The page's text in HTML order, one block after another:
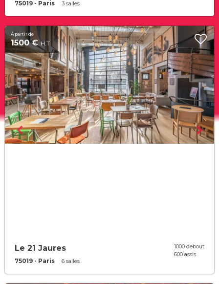
75019 - Paris 3 salles
À partir de
1500 €H.T
Le 21 Jaures
75019 - Paris 6 salles
1000 debout
600 assis